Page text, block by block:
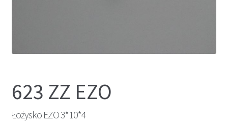
623 ZZ EZO
Łożysko EZO 3*10*4